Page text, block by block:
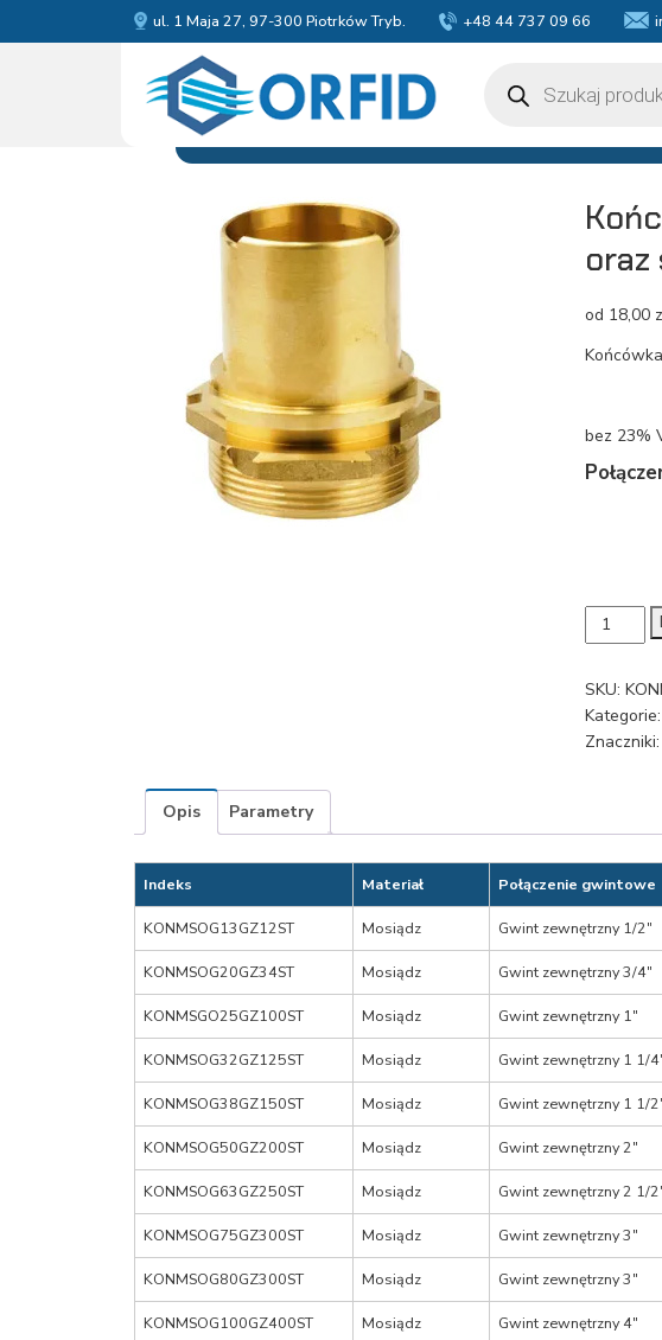
ul. 1 Maja 27, 97-300 Piotrków Tryb. +48 44 737 09 66
produktów
od 18,00
bez 23%
ilość
Końcówka
z
gwintem
stoperem
SKU:
Kategorie:
Znaczniki:
Opis Parametry
Indeks Materiał Połączenie gwintowe
KONMSOG13GZ12ST Mosiądz Gwint zewnętrzny 1/2″
KONMSOG20GZ34ST Mosiądz Gwint zewnętrzny 3/4″
KONMSGO25GZ100ST Mosiądz Gwint zewnętrzny 1″
KONMSOG32GZ125ST Mosiądz Gwint zewnętrzny 1 1/
KONMSOG38GZ150ST Mosiądz Gwint zewnętrzny 1 1/
KONMSOG50GZ200ST Mosiądz Gwint zewnętrzny 2″
KONMSOG63GZ250ST Mosiądz Gwint zewnętrzny 2 1/
KONMSOG75GZ300ST Mosiądz Gwint zewnętrzny 3″
KONMSOG80GZ300ST Mosiądz Gwint zewnętrzny 3″
KONMSOG100GZ400ST Mosiądz Gwint zewnętrzny 4″